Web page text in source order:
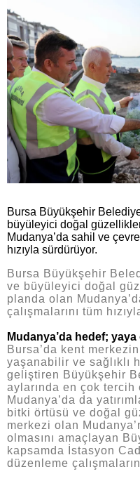
Bursa Büyükşehir
büyüleyici doğal
Mudanya’da sahil ve
hızıyla sürdürüyor.
Bursa Büyükşehir
ve büyüleyici doğal
planda olan
çalışmalarını tüm
Mudanya’da hedef;
Bursa’da kent
yaşanabilir ve sağlıklı
geliştiren Büyükşehir
aylarında en çok
Mudanya’da da
bitki örtüsü ve doğal
merkezi olan
olmasını amaçlayan
kapsamda İstasyon
düzenleme